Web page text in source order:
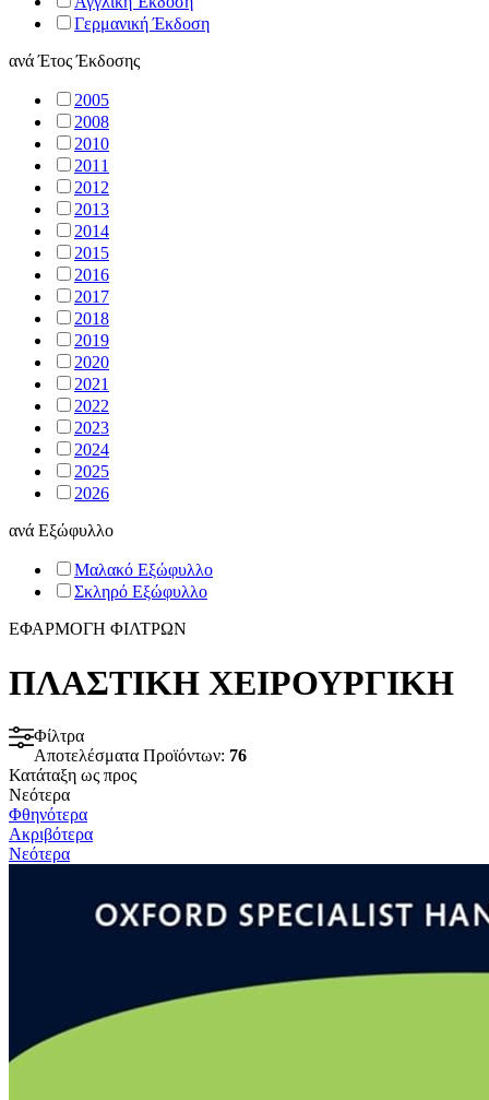
Γερμανική Έκδοση
ανάΈτος Έκδοσης
2005
2008
2010
2011
2012
2013
2014
2015
2016
2017
2018
2019
2020
2021
2022
2023
2024
2025
2026
ανά Εξώφυλλο
Μαλακό Εξώφυλλο
Σκληρό Εξώφυλλο
ΕΦΑΡΜΟΓΗ ΦΙΛΤΡΩΝ
ΠΛΑΣΤΙΚΗ ΧΕΙΡΟΥΡΓΙΚΗ
Φίλτρα
Αποτελέσματα Προϊόντων: 76
Κατάταξη ως προς
Νεότερα
Φθηνότερα
Ακριβότερα
Νεότερα